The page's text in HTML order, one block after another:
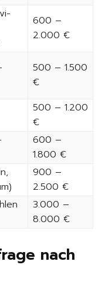
600 –
2.000 €
500 – 1.500
€
500 – 1.200
€
600 –
1.800 €
900 –
2.500 €
3.000 –
8.000 €
nach